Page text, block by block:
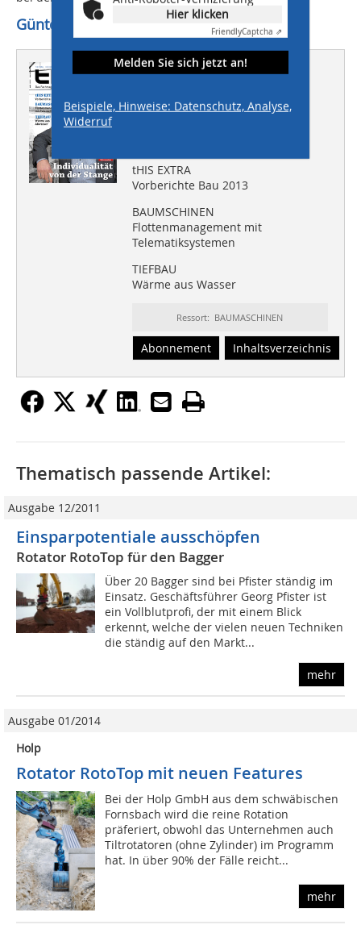
Günter Holp, Fornsbach
Dieser Artikel erschien in
THIS 10/2012
tHIS EXTRA
Vorberichte Bau 2013
BAUMSCHINEN
Flottenmanagement mit
Telematiksystemen
TIEFBAU
Wärme aus Wasser
Ressort: BAUMASCHINEN
Abonnement Inhaltsverzeichnis
Hier klicken
FriendlyCaptcha ⇗
Melden Sie sich jetzt an!
Beispiele, Hinweise: Datenschutz, Analyse,
Widerruf
Thematisch passende Artikel:
Ausgabe 12/2011
Einsparpotentiale ausschöpfen
Rotator RotoTop für den Bagger
Über 20 Bagger sind bei Pfister ständig im
Einsatz. Geschäftsführer Georg Pfister ist
ein Vollblutprofi, der mit einem Blick
erkennt, welche der vielen neuen Techniken
die ständig auf den Markt...
mehr
Ausgabe 01/2014
Holp
Rotator RotoTop mit neuen Features
Bei der Holp GmbH aus dem schwäbischen
Fornsbach wird die reine Rotation
präferiert, obwohl das Unternehmen auch
Tiltrotatoren (ohne Zylinder) im Programm
hat. In über 90% der Fälle reicht...
mehr